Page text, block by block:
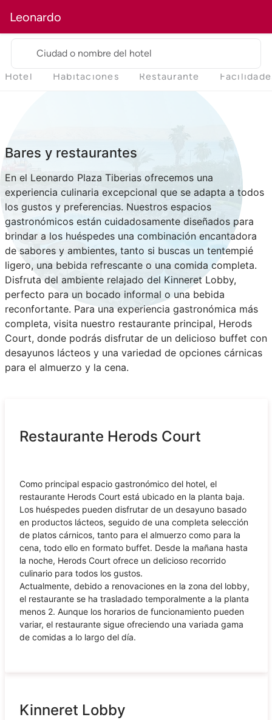
Leonardo
Ciudad o nombre del hotel
Hotel Habitaciones Restaurante
Bares y restaurantes
En el Leonardo Plaza Tiberias ofrecemos una
experiencia culinaria excepcional que se adapta a todos
los gustos y preferencias. Nuestros espacios
gastronómicos están cuidadosamente diseñados para
brindar a los huéspedes una combinación encantadora
de sabores y ambientes, tanto si buscas un tentempié
ligero, una bebida refrescante o una comida completa.
Disfruta del ambiente relajado del Kinneret Lobby,
perfecto para un bocado informal o una bebida
reconfortante. Para una experiencia gastronómica más
completa, visita nuestro restaurante principal, Herods
Court, donde podrás disfrutar de un delicioso buffet con
desayunos lácteos y una variedad de opciones cárnicas
para el almuerzo y la cena.
Restaurante Herods Court
Como principal espacio gastronómico del hotel, el
restaurante Herods Court está ubicado en la planta baja.
Los huéspedes pueden disfrutar de un desayuno basado
en productos lácteos, seguido de una completa selección
de platos cárnicos, tanto para el almuerzo como para la
cena, todo ello en formato buffet. Desde la mañana hasta
la noche, Herods Court ofrece un delicioso recorrido
culinario para todos los gustos.
Actualmente, debido a renovaciones en la zona del lobby,
el restaurante se ha trasladado temporalmente a la planta
menos 2. Aunque los horarios de funcionamiento pueden
variar, el restaurante sigue ofreciendo una variada gama
de comidas a lo largo del día.
Kinneret Lobby